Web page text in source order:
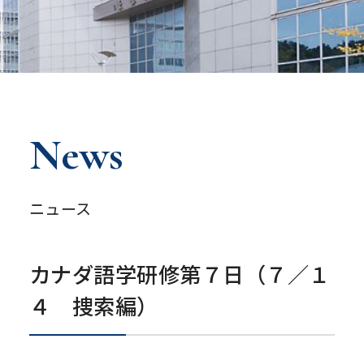
News
ニュース
カナダ語学研修第７日（７／１
４ 捜索編）